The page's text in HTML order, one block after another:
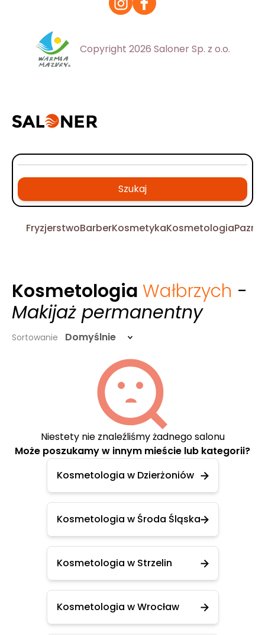
Copyright 2026 Saloner Sp. z o.o.
Szukaj
FryzjerstwoBarberKosmetykaKosmetologia
Kosmetologia Wałbrzych -
Makijaż permanentny
Sortowanie Domyślnie
Niestety nie znaleźliśmy żadnego salonu
Może poszukamy w innym mieście lub kategorii?
Kosmetologia w Dzierżoniów
Kosmetologia w Środa Śląska
Kosmetologia w Strzelin
Kosmetologia w Wrocław